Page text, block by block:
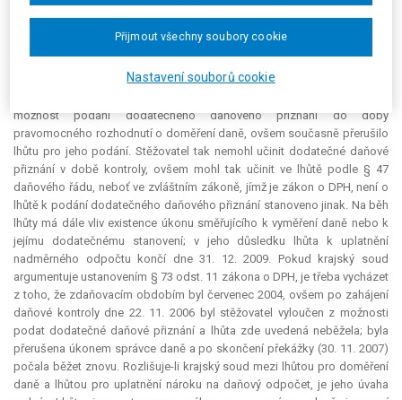
posouzení právní otázky soudem v předcházejícím řízení ve smyslu §
DPH opravňuje k podání dodatečného daňového přiznání ve lhůtě
pro přiznání nadměrného odpočtu v § 47 odst. 1 a 2. Na běh této lhůty
možnost podání dodatečného daňového přiznání do doby
pravomocného rozhodnutí o doměření daně, ovšem současně přerušilo
lhůtu pro jeho podání. Stěžovatel tak nemohl učinit dodatečné daňové
přiznání v době kontroly, ovšem mohl tak učinit ve lhůtě podle § 47
daňového řádu, neboť ve zvláštním zákoně, jímž je zákon o DPH, není o
lhůtě k podání dodatečného daňového přiznání stanoveno jinak. Na běh
lhůty má dále vliv existence úkonu směřujícího k vyměření daně nebo k
jejímu dodatečnému stanovení; v jeho důsledku lhůta k uplatnění
nadměrného odpočtu končí dne 31. 12. 2009. Pokud krajský soud
argumentuje ustanovením § 73 odst. 11 zákona o DPH, je třeba vycházet
z toho, že zdaňovacím obdobím byl červenec 2004, ovšem po zahájení
daňové kontroly dne 22. 11. 2006 byl stěžovatel vyloučen z možnosti
podat dodatečné daňové přiznání a lhůta zde uvedená neběžela; byla
přerušena úkonem správce daně a po skončení překážky (30. 11. 2007)
počala běžet znovu. Rozlišuje-li krajský soud mezi lhůtou pro doměření
daně a lhůtou pro uplatnění nároku na daňový odpočet, je jeho úvaha
Nastavení souborů cookie
Přijmout všechny soubory cookie